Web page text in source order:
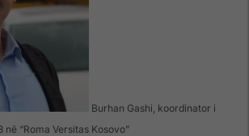
Burhan Gashi, koordinator i
në “Roma Versitas Kosovo”